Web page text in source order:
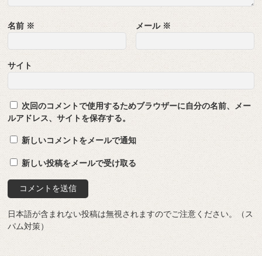
名前 ※ メール ※
サイト
次回のコメントで使用するためブラウザーに自分の名前、メー
ルアドレス、サイトを保存する。
新しいコメントをメールで通知
新しい投稿をメールで受け取る
日本語が含まれない投稿は無視されますのでご注意ください。（ス
パム対策）